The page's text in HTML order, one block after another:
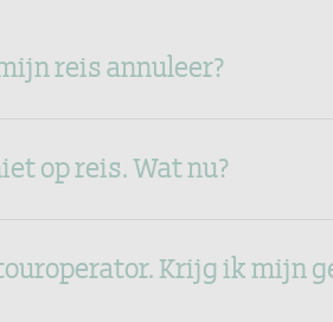
reis annuleer?
op reis. Wat nu?
Krijg ik mijn